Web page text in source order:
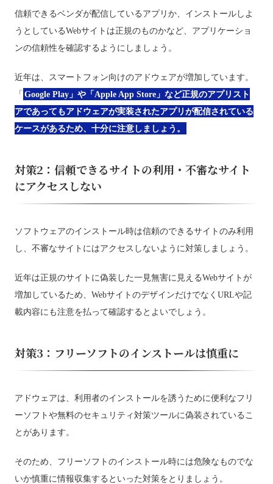
信頼できるベンダが配信しているアプリか、インストールしよ
うとしているWebサイトは正規のものかなど、アプリケーショ
ンの信頼性を確認するようにしましょう。
近年は、スマートフォン向けのアドウェアが増加しています。
「 Google Play」や「Apple App Store」など正規のアプリスト
アであってもアドウェアが実装されたアプリが配信されている
ケースがあるため、十分に注意しましょう。
対策2：信頼できるサイトの利用・不審なサイト
にアクセスしない
ソフトウェアのインストール時は信頼のできるサイトのみ利用
し、不審なサイトにはアクセスしないように対策しましょう。
近年は正規のサイトに偽装した一見無害に見えるWebサイトが
増加しているため、WebサイトのデザインだけでなくURLや記
載内容にも注意を払って確認するとよいでしょう。
対策3：フリーソフトのインストールは慎重に
アドウェアは、利用者のインストールを誘うために便利なフリ
ーソフトや無料のセキュリティ対策ツールに偽装されているこ
とがあります。
そのため、フリーソフトのインストール時には危険なものでな
いか慎重に情報収集するといった対策をとりましょう。